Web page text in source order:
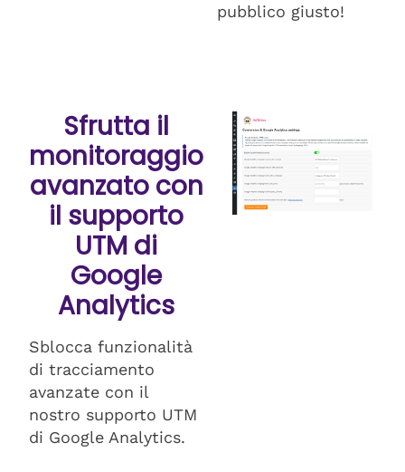
pubblico giusto!
Sfrutta il
monitoraggio
avanzato con
il supporto
UTM di
Google
Analytics
Sblocca funzionalità
di tracciamento
avanzate con il
nostro supporto UTM
di Google Analytics.